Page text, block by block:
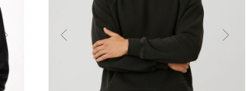
Previous